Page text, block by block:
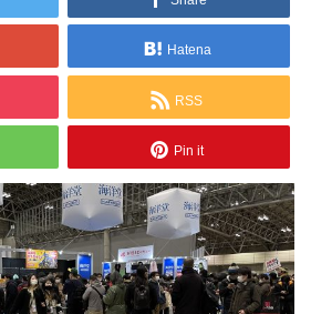
Hatena
RSS
Pin it